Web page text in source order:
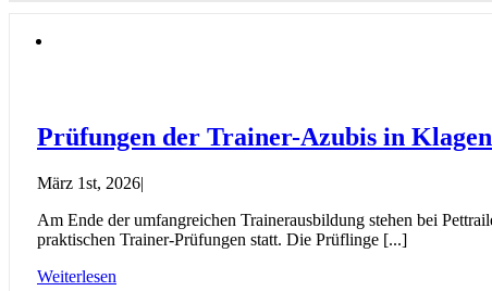
Prüfungen der Trainer-Azubis in
März 1st, 2026|
Am Ende der umfangreichen Trainerausbildung stehen bei
praktischen Trainer-Prüfungen statt. Die Prüflinge [...]
Weiterlesen